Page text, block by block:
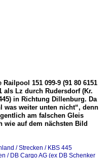
151 099-9 (91 80 6151
als Lz durch Rudersdorf (Kr.
in Richtung Dillenburg. Da
was weiter unten nicht“, denn
am falschen Gleis
wie auf dem nächsten Bild
/ Strecken / KBS 445
/ DB Cargo AG (ex DB Schenker